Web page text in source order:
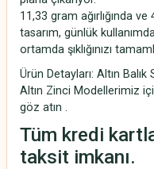
11,33 gram ağırlığında
tasarım, günlük
ortamda şıklığınızı
Ürün Detayları: Altın
Altın Zinci Modellerimiz
göz atın .
Tüm kredi
taksit imkanı.